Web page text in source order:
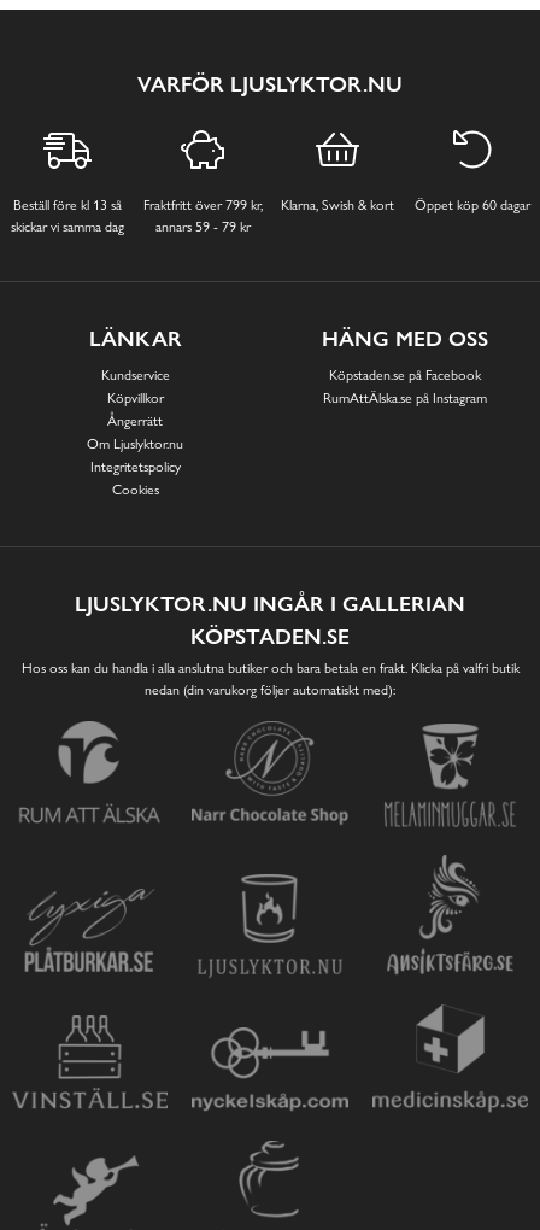
VARFÖR LJUSLYKTOR.NU
Beställ före kl 13 så
skickar vi samma dag
Fraktfritt över 799 kr,
annars 59 - 79 kr
Klarna, Swish & kort Öppet köp 60 dagar
LÄNKAR
Kundservice
Köpvillkor
Ångerrätt
Om Ljuslyktor.nu
Integritetspolicy
Cookies
HÄNG MED OSS
Köpstaden.se på Facebook
RumAttÄlska.se på Instagram
LJUSLYKTOR.NU INGÅR I GALLERIAN
KÖPSTADEN.SE
Hos oss kan du handla i alla anslutna butiker och bara betala en frakt. Klicka på valfri butik
nedan (din varukorg följer automatiskt med):